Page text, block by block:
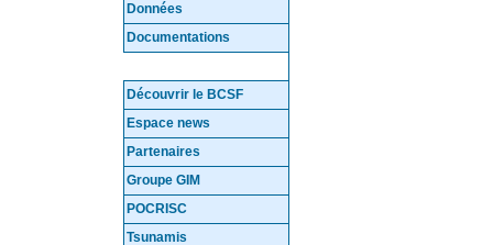
Données
Documentations
Groupe GIM
POCRISC
Tsunamis
Découvrir le BCSF
Espace news
Partenaires